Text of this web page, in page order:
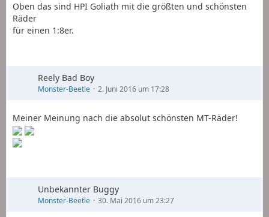
Oben das sind HPI Goliath mit die größten und schönsten
Räder
für einen 1:8er.
Reely Bad Boy
Monster-Beetle 2. Juni 2016 um 17:28
Meiner Meinung nach die absolut schönsten MT-Räder!
Unbekannter Buggy
Monster-Beetle 30. Mai 2016 um 23:27